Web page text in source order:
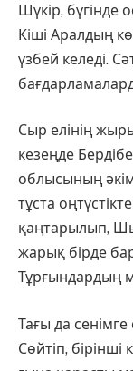
Шүкір, бүгінде
Кіші Аралдың
үзбей келеді.
Сыр елінің
кезеңде
облысының
тұста
қаңтарылып,
жарық бірде
Тұрғындардың
Тағы да сенімге
Сөйтіп,